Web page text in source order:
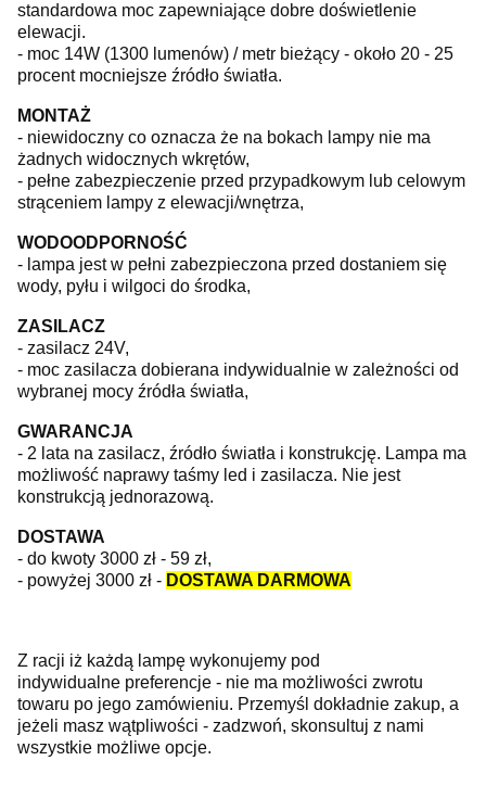
standardowa moc zapewniające dobre doświetlenie
elewacji.
- moc 14W (1300 lumenów) / metr bieżący - około 20 - 25
procent mocniejsze źródło światła.
MONTAŻ
- niewidoczny co oznacza że na bokach lampy nie ma
żadnych widocznych wkrętów,
- pełne zabezpieczenie przed przypadkowym lub celowym
strąceniem lampy z elewacji/wnętrza,
WODOODPORNOŚĆ
- lampa jest w pełni zabezpieczona przed dostaniem się
wody, pyłu i wilgoci do środka,
ZASILACZ
- zasilacz 24V,
- moc zasilacza dobierana indywidualnie w zależności od
wybranej mocy źródła światła,
GWARANCJA
- 2 lata na zasilacz, źródło światła i konstrukcję. Lampa ma
możliwość naprawy taśmy led i zasilacza. Nie jest
konstrukcją jednorazową.
DOSTAWA
- do kwoty 3000 zł - 59 zł,
- powyżej 3000 zł - DOSTAWA DARMOWA
Z racji iż każdą lampę wykonujemy pod
indywidualne preferencje - nie ma możliwości zwrotu
towaru po jego zamówieniu. Przemyśl dokładnie zakup, a
jeżeli masz wątpliwości - zadzwoń, skonsultuj z nami
wszystkie możliwe opcje.